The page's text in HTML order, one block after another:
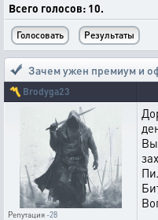
Всего голосов: 10.
Зачем ужен премиум и
〽️ Brodyga23
Репутация-28
Вы